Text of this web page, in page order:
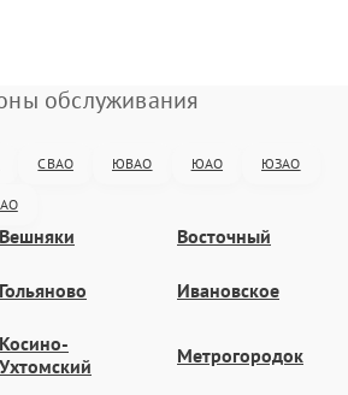
обслуживания
СВАО ЮВАО ЮАО ЮЗАО
Вешняки
Восточный
Гольяново Ивановское
Косино-
Ухтомский
Метрогородок